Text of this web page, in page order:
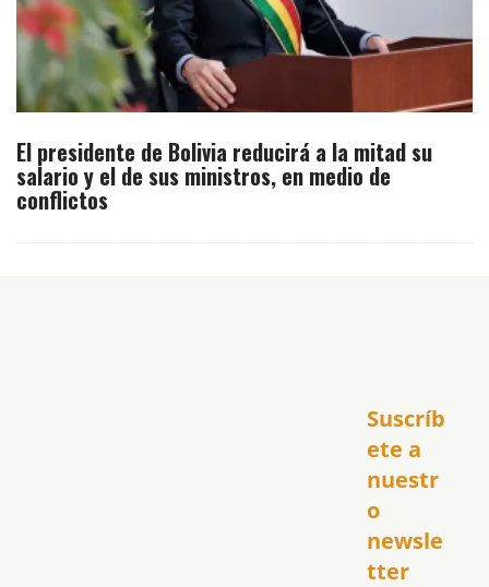
El presidente de Bolivia reducirá a la mitad su
salario y el de sus ministros, en medio de
conflictos
Suscríb
ete a
nuestr
o
newsle
tter